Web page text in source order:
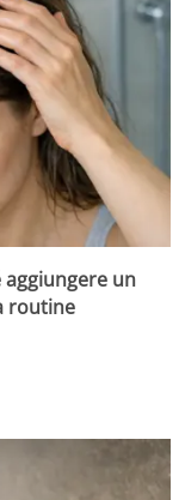
un
routine